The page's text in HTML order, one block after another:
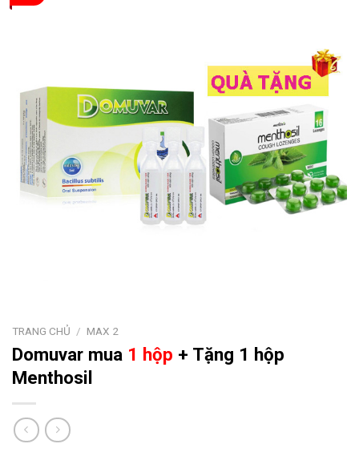
TRANG CHỦ / MAX 2
Domuvar mua 1 hộp + Tặng 1 hộp
Menthosil